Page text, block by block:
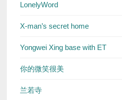
LonelyWord
X-man’s secret home
Yongwei Xing base with ET
你的微笑很美
兰若寺